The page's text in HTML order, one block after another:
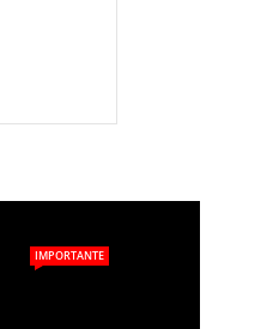
IMPORTANTE